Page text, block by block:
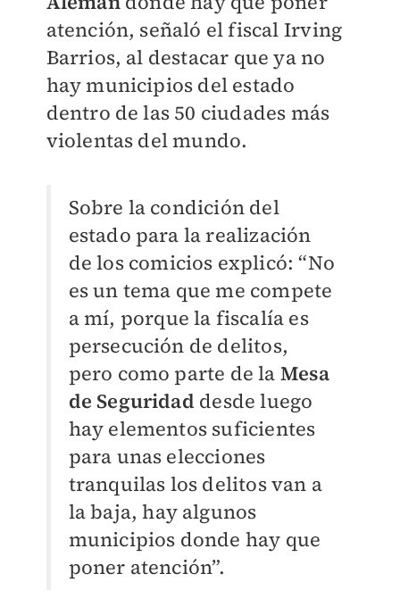
atención, señaló el fiscal Irving
Barrios, al destacar que ya no
hay municipios del estado
dentro de las 50 ciudades más
violentas del mundo.
Sobre la condición del
estado para la realización
de los comicios explicó: “No
es un tema que me compete
a mí, porque la fiscalía es
persecución de delitos,
pero como parte de la Mesa
de Seguridad desde luego
hay elementos suficientes
para unas elecciones
tranquilas los delitos van a
la baja, hay algunos
municipios donde hay que
poner atención”.